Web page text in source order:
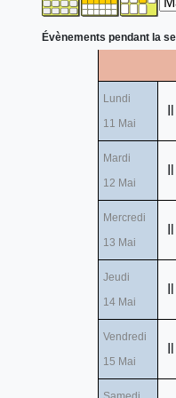
Évènements pendant la
Lundi
11 Mai
Mardi
12 Mai
Mercredi
13 Mai
Jeudi
14 Mai
Vendredi
15 Mai